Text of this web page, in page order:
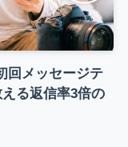
回メッセージテ
る返信率3倍の